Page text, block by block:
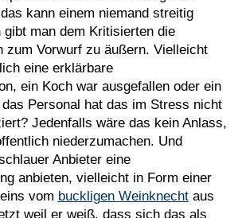
kann einem niemand streitig
gibt man dem Kritisierten die
zum Vorwurf zu äußern. Vielleicht
eine erklärbare
ein Koch war ausgefallen oder ein
Personal hat das im Stress nicht
Jedenfalls wäre das kein Anlass,
niederzumachen. Und
Anbieter eine
anbieten, vielleicht in Form einer
vom buckligen Weinknechtaus
weil er weiß, dass sich das als